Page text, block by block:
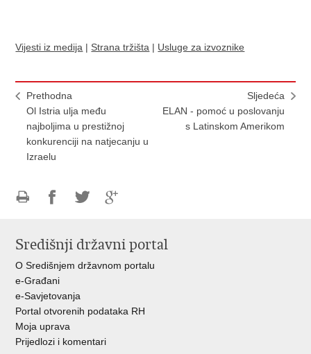
Vijesti iz medija | Strana tržišta | Usluge za izvoznike
Prethodna
Ol Istria ulja među
najboljima u prestižnoj
konkurenciji na natjecanju u
Izraelu
Sljedeća
ELAN - pomoć u poslovanju
s Latinskom Amerikom
FacebookuTwitteruGoogle
Središnji državni portal
O Središnjem državnom portalu
e-Građani
e-Savjetovanja
Portal otvorenih podataka RH
Moja uprava
Prijedlozi i komentari